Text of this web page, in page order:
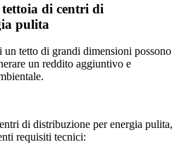
di centri di
pulita
tetto di grandi dimensioni possono
un reddito aggiuntivo e
di distribuzione per energia pulita,
requisiti tecnici: